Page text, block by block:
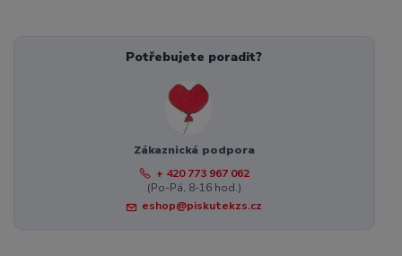
Potřebujete poradit?
Zákaznická podpora
+ 420 773 967 062
(Po-Pá, 8-16 hod.)
eshop@piskutekzs.cz